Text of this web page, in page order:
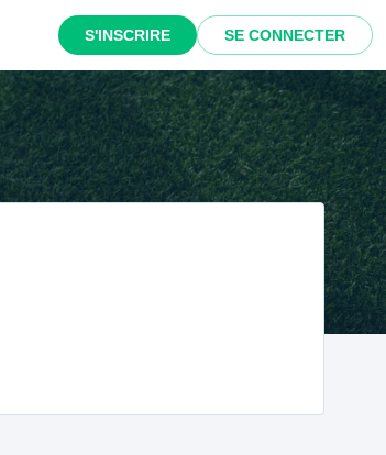
S'INSCRIRE SE CONNECTER